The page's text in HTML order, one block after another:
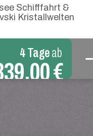
Schifffahrt &
Kristallwelten
4 Tageab
€